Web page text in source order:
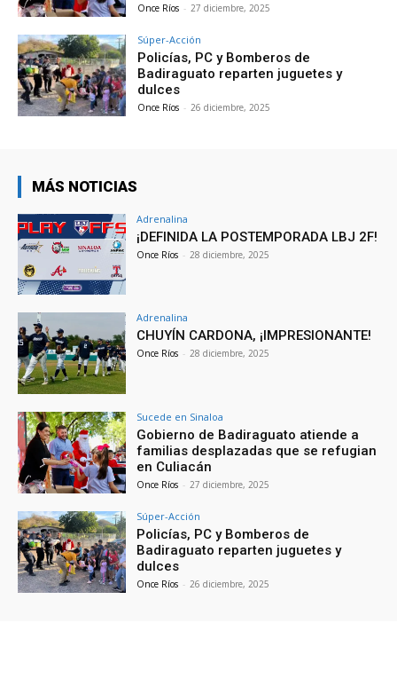
Once Ríos - 27 diciembre, 2025
Súper-Acción
Policías, PC y Bomberos de
Badiraguato reparten juguetes y
dulces
Once Ríos - 26 diciembre, 2025
MÁS NOTICIAS
Adrenalina
¡DEFINIDA LA POSTEMPORADA LBJ 2F!
Once Ríos - 28 diciembre, 2025
Adrenalina
CHUYÍN CARDONA, ¡IMPRESIONANTE!
Once Ríos - 28 diciembre, 2025
Sucede en Sinaloa
Gobierno de Badiraguato atiende a
familias desplazadas que se refugian
en Culiacán
Once Ríos - 27 diciembre, 2025
Súper-Acción
Policías, PC y Bomberos de
Badiraguato reparten juguetes y
dulces
Once Ríos - 26 diciembre, 2025